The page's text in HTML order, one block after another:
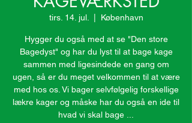
tirs. 14. jul. København
Hygger du også med at se "Den store
Bagedyst" og har du lyst til at bage kage
sammen med ligesindede en gang om
ugen, så er du meget velkommen til at være
med hos os. Vi bager selvfølgelig forskellige
lækre kager og måske har du også en ide til
hvad vi skal bage ...